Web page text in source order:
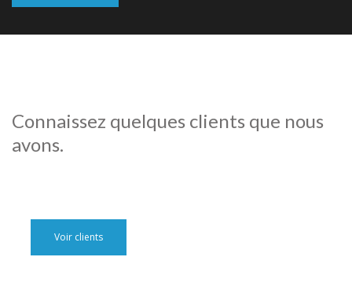
Connaissez quelques clients que nous
avons.
Voir clients